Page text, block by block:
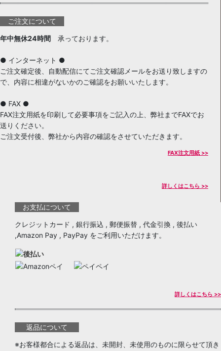
ご注文について
年中無休24時間 承っております。
● インターネット ●
ご注文確定後、自動配信にてご注文確認メールをお送り致しますの
で、内容に相違がないかのご確認をお願いいたします。
● FAX ●
FAX注文用紙を印刷して必要事項をご記入の上、弊社までFAXでお
送りください。
ご注文受付後、弊社から内容の確認をさせていただきます。
FAX注文用紙 >>
詳しくはこちら >>
お支払について
クレジットカード , 銀行振込 , 郵便振替 , 代金引換 , 後払い
,Amazon Pay , PayPay をご利用いただけます。
詳しくはこちら >>
返品について
※お客様都合による返品は、未開封、未使用のものに限らせて頂き